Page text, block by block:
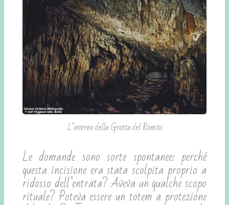
L’interno della Grotta del Romito
Le domande sono sorte spontanee: perché
questa incisione era stata scolpita proprio a
ridosso dell’entrata? Aveva un qualche scopo
rituale? Poteva essere un totem a protezione